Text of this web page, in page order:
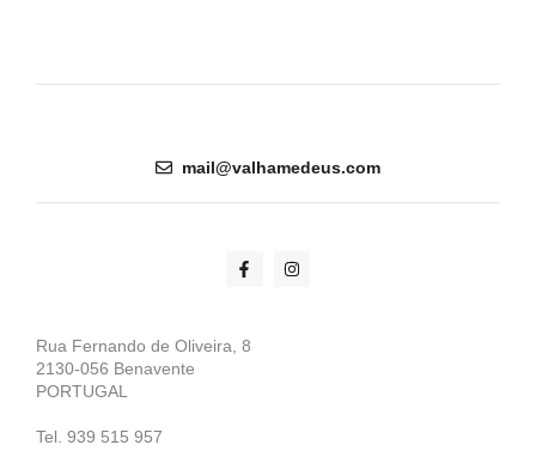
mail@valhamedeus.com
Rua Fernando de Oliveira, 8
2130-056 Benavente
PORTUGAL
Tel. 939 515 957